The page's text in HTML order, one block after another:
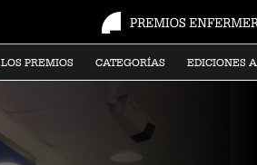
LOS PREMIOS CATEGORÍAS EDICIONES